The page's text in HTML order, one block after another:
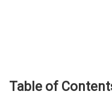
Table of